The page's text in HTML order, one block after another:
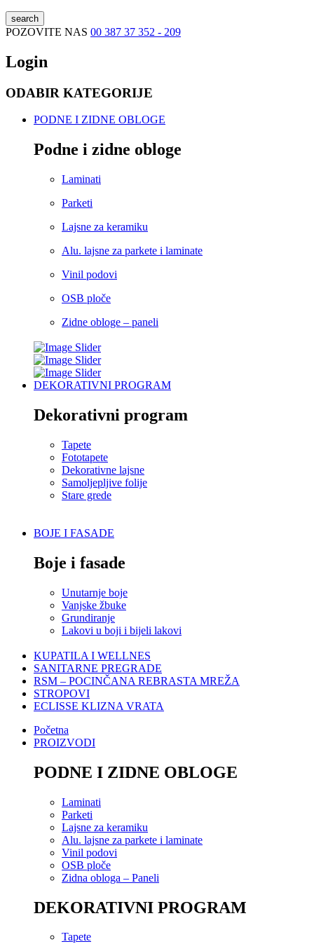
search
POZOVITE NAS 00 387 37 352 - 209
Login
ODABIR KATEGORIJE
PODNE I ZIDNE OBLOGE
Podne i zidne obloge
Laminati
Parketi
Lajsne za keramiku
Alu. lajsne za parkete i laminate
Vinil podovi
OSB ploče
Zidne obloge – paneli
DEKORATIVNI PROGRAM
Dekorativni program
Tapete
Fototapete
Dekorativne lajsne
Samoljepljive folije
Stare grede
BOJE I FASADE
Boje i fasade
Unutarnje boje
Vanjske žbuke
Grundiranje
Lakovi u boji i bijeli lakovi
KUPATILA I WELLNES
SANITARNE PREGRADE
RSM – POCINČANA REBRASTA MREŽA
STROPOVI
ECLISSE KLIZNA VRATA
Početna
PROIZVODI
PODNE I ZIDNE OBLOGE
Laminati
Parketi
Lajsne za keramiku
Alu. lajsne za parkete i laminate
Vinil podovi
OSB ploče
Zidna obloga – Paneli
DEKORATIVNI PROGRAM
Tapete